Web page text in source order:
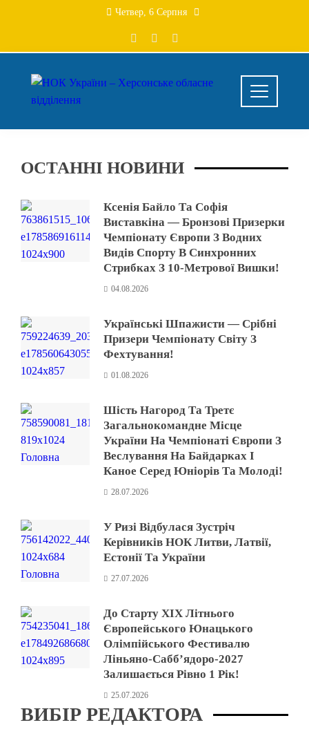
Четвер, 6 Серпня
ОСТАННІ НОВИНИ
Ксенія Байло Та Софія
Виставкіна — Бронзові Призерки
Чемпіонату Європи З Водних
Видів Спорту В Синхронних
Стрибках З 10-Метрової Вишки!
04.08.2026
Українські Шпажисти — Срібні
Призери Чемпіонату Світу З
Фехтування!
01.08.2026
Шість Нагород Та Третє
Загальнокомандне Місце
України На Чемпіонаті Європи З
Веслування На Байдарках І
Каное Серед Юніорів Та Молоді!
28.07.2026
У Ризі Відбулася Зустріч
Керівників НОК Литви, Латвії,
Естонії Та України
27.07.2026
До Старту XIX Літнього
Європейського Юнацького
Олімпійського Фестивалю
Ліньяно-Сабб’ядоро-2027
Залишається Рівно 1 Рік!
25.07.2026
ВИБІР РЕДАКТОРА